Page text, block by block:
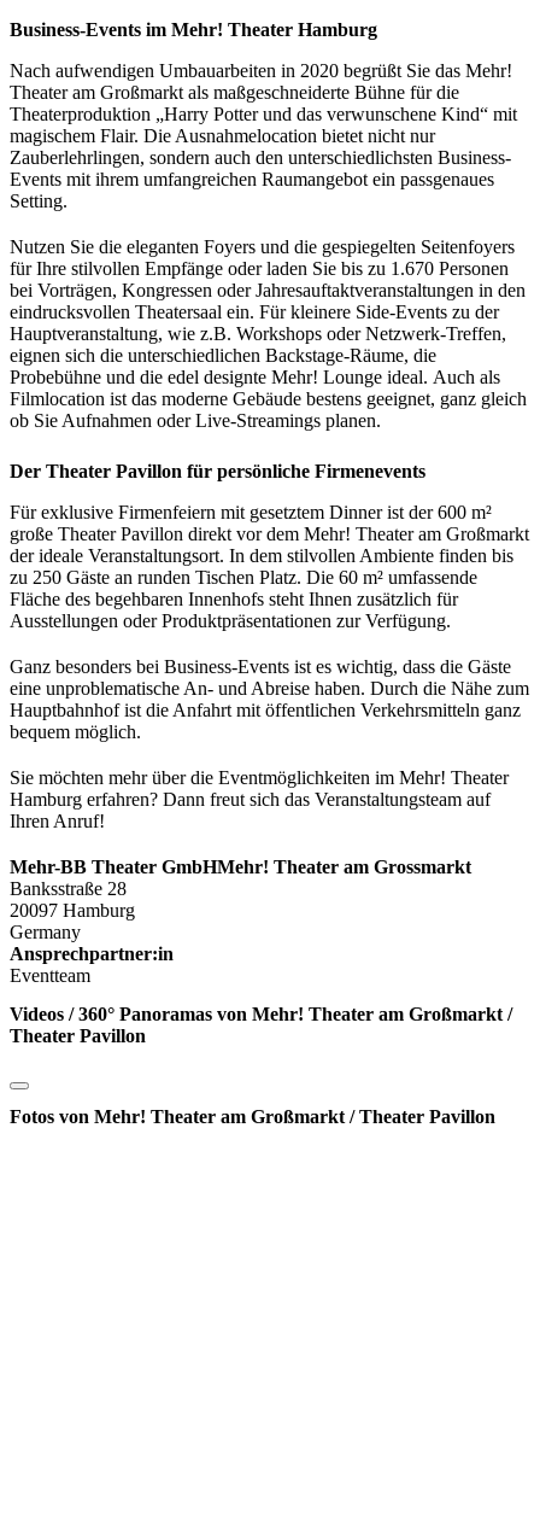
Business-Events im Mehr! Theater Hamburg
Nach aufwendigen Umbauarbeiten in 2020 begrüßt Sie das Mehr!
Theater am Großmarkt als maßgeschneiderte Bühne für die
Theaterproduktion „Harry Potter und das verwunschene Kind“ mit
magischem Flair. Die Ausnahmelocation bietet nicht nur
Zauberlehrlingen, sondern auch den unterschiedlichsten Business-
Events mit ihrem umfangreichen Raumangebot ein passgenaues
Setting.
Nutzen Sie die eleganten Foyers und die gespiegelten Seitenfoyers
für Ihre stilvollen Empfänge oder laden Sie bis zu 1.670 Personen
bei Vorträgen, Kongressen oder Jahresauftaktveranstaltungen in den
eindrucksvollen Theatersaal ein. Für kleinere Side-Events zu der
Hauptveranstaltung, wie z.B. Workshops oder Netzwerk-Treffen,
eignen sich die unterschiedlichen Backstage-Räume, die
Probebühne und die edel designte Mehr! Lounge ideal. Auch als
Filmlocation ist das moderne Gebäude bestens geeignet, ganz gleich
ob Sie Aufnahmen oder Live-Streamings planen.
Der Theater Pavillon für persönliche Firmenevents
Für exklusive Firmenfeiern mit gesetztem Dinner ist der 600 m²
große Theater Pavillon direkt vor dem Mehr! Theater am Großmarkt
der ideale Veranstaltungsort. In dem stilvollen Ambiente finden bis
zu 250 Gäste an runden Tischen Platz. Die 60 m² umfassende
Fläche des begehbaren Innenhofs steht Ihnen zusätzlich für
Ausstellungen oder Produktpräsentationen zur Verfügung.
Ganz besonders bei Business-Events ist es wichtig, dass die Gäste
eine unproblematische An- und Abreise haben. Durch die Nähe zum
Hauptbahnhof ist die Anfahrt mit öffentlichen Verkehrsmitteln ganz
bequem möglich.
Sie möchten mehr über die Eventmöglichkeiten im Mehr! Theater
Hamburg erfahren? Dann freut sich das Veranstaltungsteam auf
Ihren Anruf!
Mehr-BB Theater GmbHMehr! Theater am Grossmarkt
Banksstraße 28
20097 Hamburg
Germany
Ansprechpartner:in
Eventteam
Videos / 360° Panoramas von Mehr! Theater am Großmarkt /
Theater Pavillon
Fotos von Mehr! Theater am Großmarkt / Theater Pavillon